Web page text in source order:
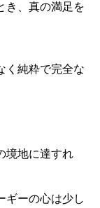
き、真の満足を
く純粋で完全な
境地に達すれ
ギーの心は少し